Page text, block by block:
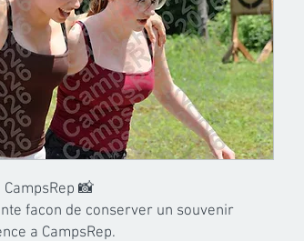
📸
facon de conserver un souvenir
a CampsRep.